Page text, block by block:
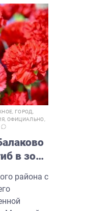
ГОРОД
, ОФИЦИАЛЬНО
в зоне
района с